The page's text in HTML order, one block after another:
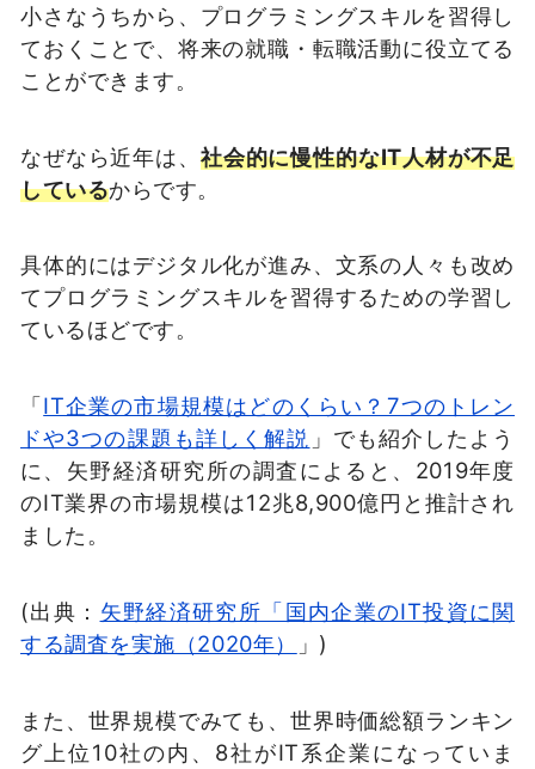
小さなうちから、プログラミングスキルを習得し
ておくことで、将来の就職・転職活動に役立てる
ことができます。
なぜなら近年は、 社会的に慢性的なIT人材が不足
しているからです。
具体的にはデジタル化が進み、文系の人々も改め
てプログラミングスキルを習得するための学習し
ているほどです。
「IT企業の市場規模はどのくらい？7つのトレン
ドや3つの課題も詳しく解説 」でも紹介したよう
に、矢野経済研究所の調査によると、2019年度
のIT業界の市場規模は12兆8,900億円と推計され
ました。
(出典： 矢野経済研究所「国内企業のIT投資に関
する調査を実施（2020年）
」)
また、世界規模でみても、世界時価総額ランキン
グ上位10社の内、8社がIT系企業になっていま